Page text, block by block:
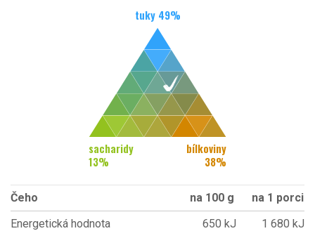
tuky 49%
sacharidy
13%
bílkoviny
38%
Čeho na 100 g
na 1 porci
Energetická hodnota
650 kJ
1 680 kJ